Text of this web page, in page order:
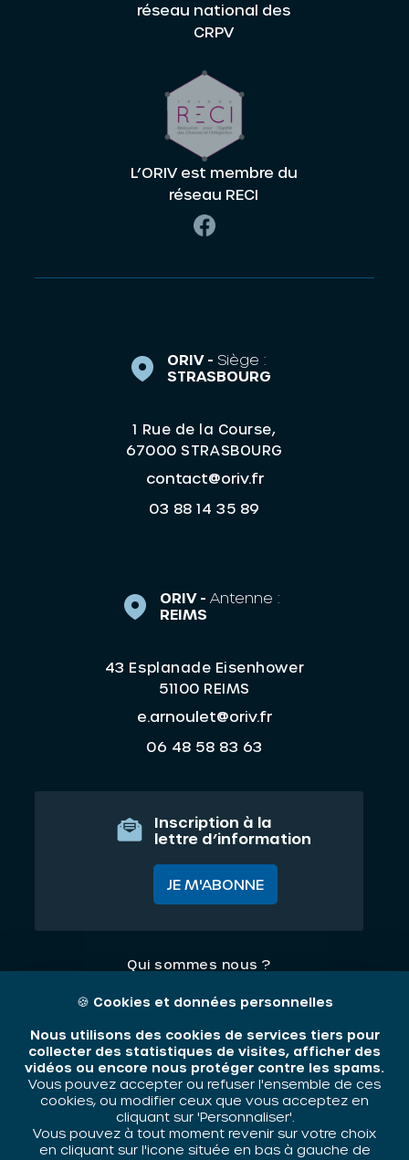
réseau national des
CRPV
L’ORIV est membre du
réseau RECI
ORIV - Siège :
STRASBOURG
1 Rue de la Course,
67000 STRASBOURG
contact@oriv.fr
03 88 14 35 89
ORIV - Antenne :
REIMS
43 Esplanade Eisenhower
51100 REIMS
e.arnoulet@oriv.fr
06 48 58 83 63
Inscription à la
lettre d’information
JE M'ABONNE
Qui sommes nous ?
Nos thématiques
Mentions légales
ORIV - 2026 / Tous droits réservés
🍪 Cookies et données personnelles
Nous utilisons des cookies de services tiers pour
collecter des statistiques de visites, afficher des
vidéos ou encore nous protéger contre les spams.
Vous pouvez accepter ou refuser l'ensemble de ces
cookies, ou modifier ceux que vous acceptez en
cliquant sur 'Personnaliser'.
Vous pouvez à tout moment revenir sur votre choix
en cliquant sur l'icone située en bas à gauche de